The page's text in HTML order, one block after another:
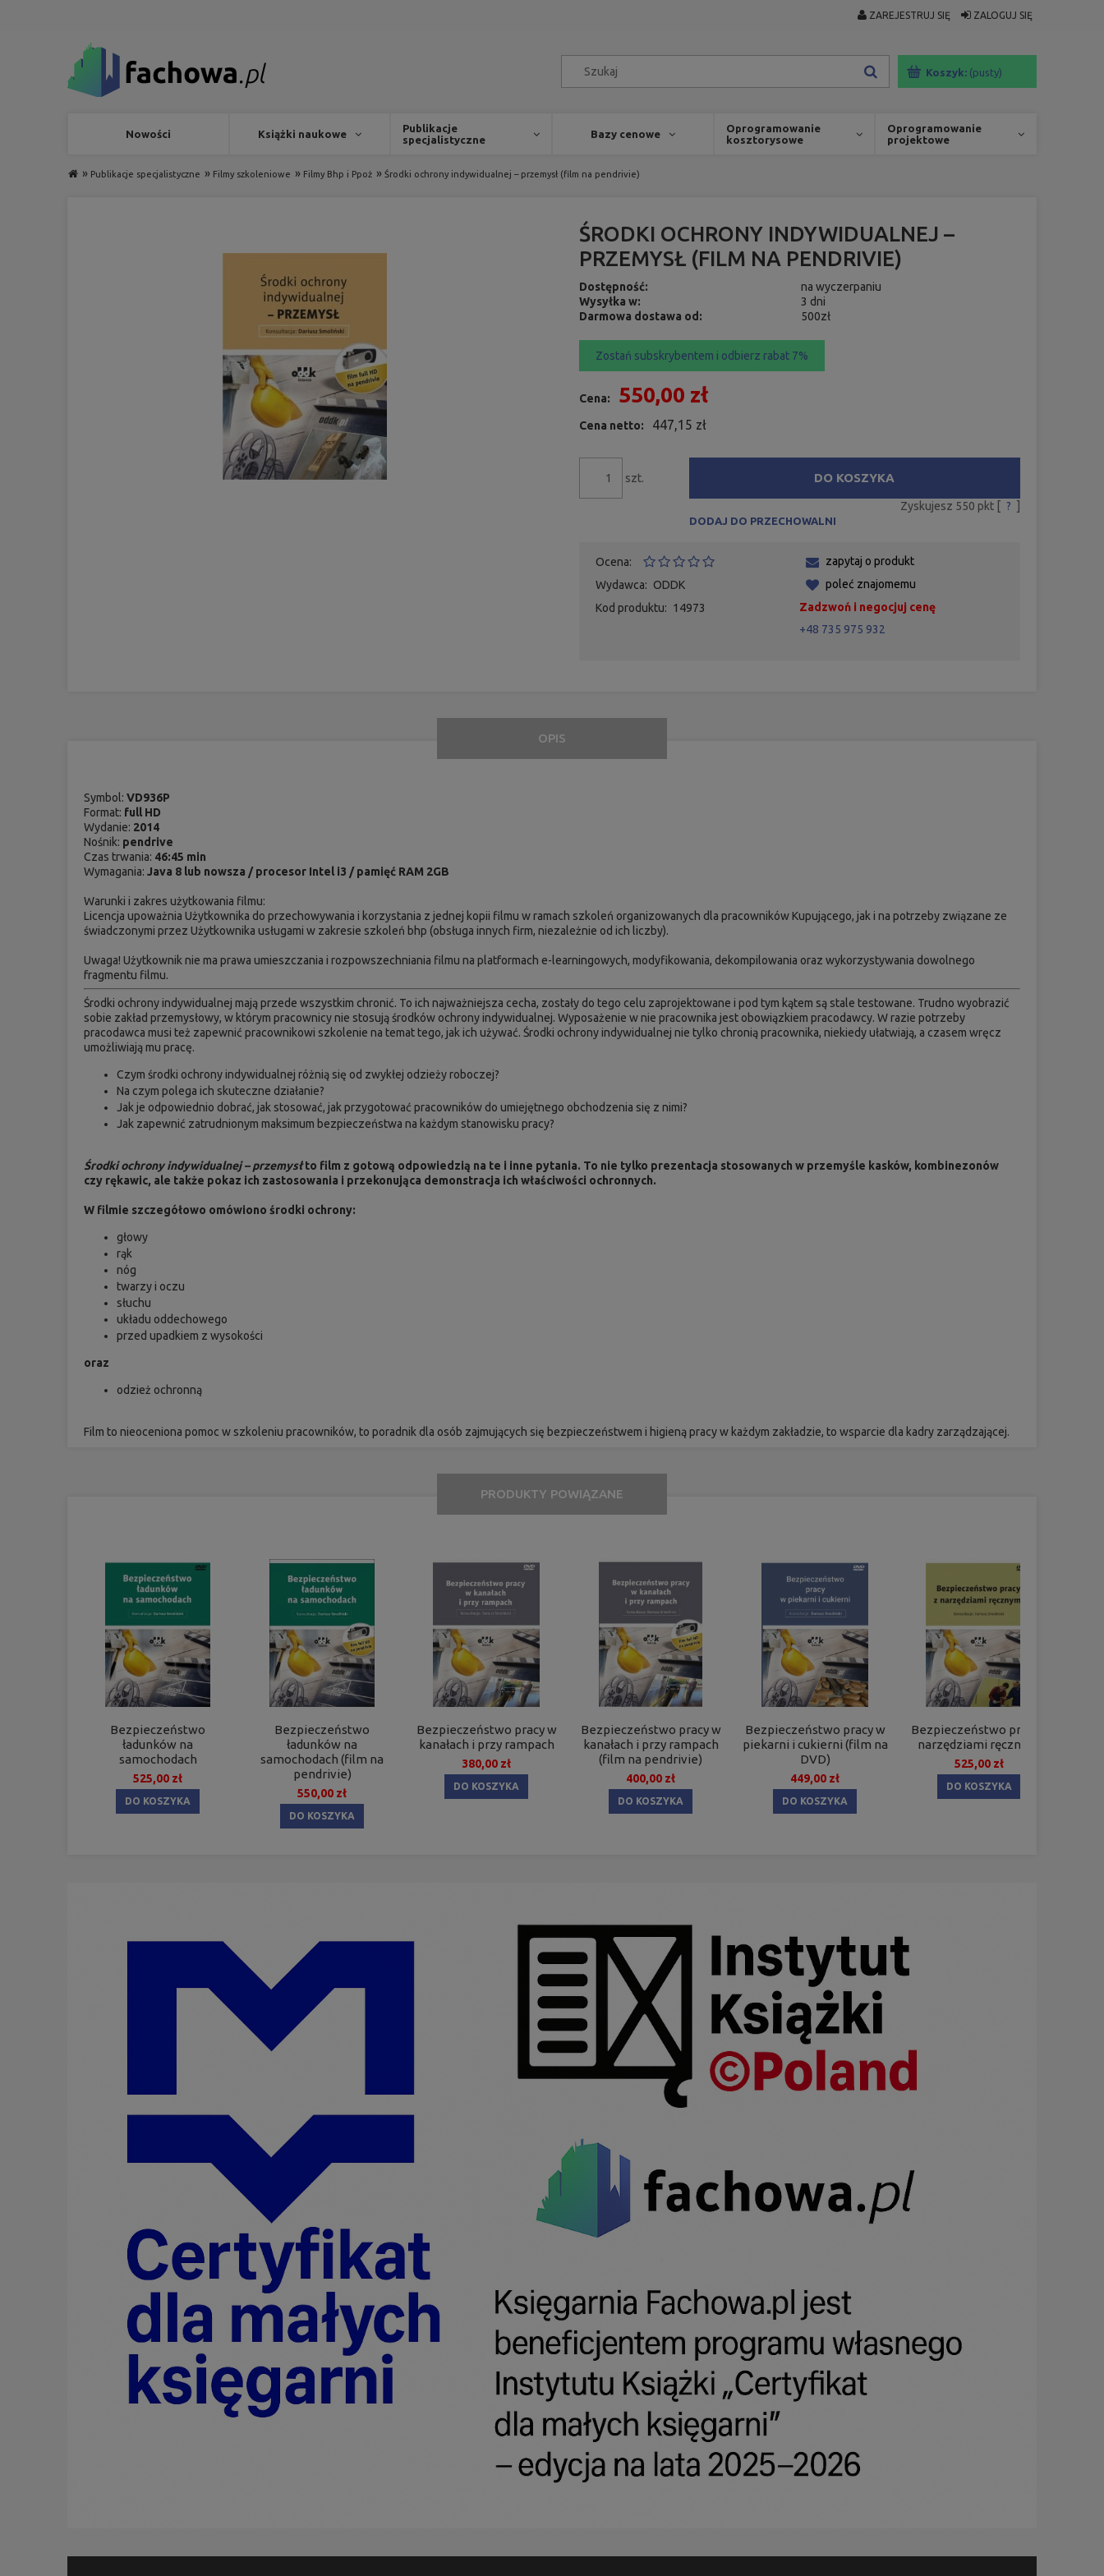
ZAREJESTRUJ SIĘ ZALOGUJ SIĘ
Koszyk: (pusty)
Nowości Książki naukowe
Publikacje
specjalistyczne
Bazy cenowe
Oprogramowanie
kosztorysowe
Oprogramowanie
projektowe
» Publikacje specjalistyczne » Filmy szkoleniowe » Filmy Bhp i Ppoż » Środki ochrony indywidualnej – przemysł (film na pendrivie)
ŚRODKI OCHRONY INDYWIDUALNEJ –
PRZEMYSŁ (FILM NA PENDRIVIE)
Dostępność:
na wyczerpaniu
Wysyłka w:
3 dni
Darmowa dostawa od:
500zł
Zostań subskrybentem i odbierz rabat 7%
Cena: 550,00 zł
Cena netto: 447,15 zł
szt. DO KOSZYKA
Zyskujesz 550 pkt [ ?
DODAJ DO PRZECHOWALNI
Ocena:
Wydawca: ODDK
Kod produktu: 14973
zapytaj o produkt
poleć znajomemu
Zadzwoń i negocjuj cenę
+48 735 975 932
OPIS
Symbol:VD936P
Format: full HD
Wydanie: 2014
Nośnik: pendrive
Czas trwania: 46:45 min
Wymagania:Java 8 lub nowsza / procesor Intel i3 / pamięć RAM 2GB
Warunki i zakres użytkowania filmu:
Licencja upoważnia Użytkownika do przechowywania i korzystania z jednej kopii filmu w ramach szkoleń organizowanych dla pracowników Kupującego, jak i na potrzeby związane ze
świadczonymi przez Użytkownika usługami w zakresie szkoleń bhp (obsługa innych firm, niezależnie od ich liczby).
Uwaga! Użytkownik nie ma prawa umieszczania i rozpowszechniania filmu na platformach e-learningowych, modyfikowania, dekompilowania oraz wykorzystywania dowolnego
fragmentu filmu.
Środki ochrony indywidualnej mają przede wszystkim chronić. To ich najważniejsza cecha, zostały do tego celu zaprojektowane i pod tym kątem są stale testowane. Trudno wyobrazić
sobie zakład przemysłowy, w którym pracownicy nie stosują środków ochrony indywidualnej. Wyposażenie w nie pracownika jest obowiązkiem pracodawcy. W razie potrzeby
pracodawca musi też zapewnić pracownikowi szkolenie na temat tego, jak ich używać. Środki ochrony indywidualnej nie tylko chronią pracownika, niekiedy ułatwiają, a czasem wręcz
umożliwiają mu pracę.
Czym środki ochrony indywidualnej różnią się od zwykłej odzieży roboczej?
Na czym polega ich skuteczne działanie?
Jak je odpowiednio dobrać, jak stosować, jak przygotować pracowników do umiejętnego obchodzenia się z nimi?
Jak zapewnić zatrudnionym maksimum bezpieczeństwa na każdym stanowisku pracy?
Środki ochrony indywidualnej – przemysłto film z gotową odpowiedzią na te i inne pytania. To nie tylko prezentacja stosowanych w przemyśle kasków, kombinezonów
czy rękawic, ale także pokaz ich zastosowania i przekonująca demonstracja ich właściwości ochronnych.
W filmie szczegółowo omówiono środki ochrony:
głowy
rąk
nóg
twarzy i oczu
słuchu
układu oddechowego
przed upadkiem z wysokości
oraz
odzież ochronną
Film to nieoceniona pomoc w szkoleniu pracowników, to poradnik dla osób zajmujących się bezpieczeństwem i higieną pracy w każdym zakładzie, to wsparcie dla kadry zarządzającej.
PRODUKTY POWIĄZANE
Bezpieczeństwo
ładunków na
samochodach
525,00 zł
DO KOSZYKA
Bezpieczeństwo
ładunków na
samochodach (film na
pendrivie)
550,00 zł
DO KOSZYKA
Bezpieczeństwo pracy w
kanałach i przy rampach
380,00 zł
DO KOSZYKA
Bezpieczeństwo pracy w
kanałach i przy rampach
(film na pendrivie)
400,00 zł
DO KOSZYKA
Bezpieczeństwo pracy w
piekarni i cukierni (film na
DVD)
449,00 zł
DO KOSZYKA
Bezpieczeństwo pracy z
narzędziami ręcznymi
525,00 zł
DO KOSZYKA